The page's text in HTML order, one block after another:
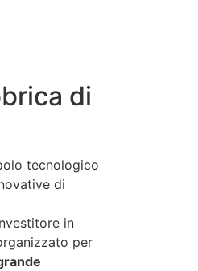
di
tecnologico
di
in
per